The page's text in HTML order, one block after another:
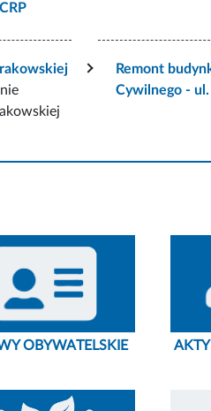
Remont
Cywilnego -
OBYWATELSKIE